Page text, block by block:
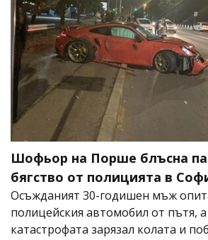
Шофьор на Порше блъсна
бягство от полицията в
Осъжданият 30-годишен мъж
полицейския автомобил от пътя, а
катастрофата зарязал колата и